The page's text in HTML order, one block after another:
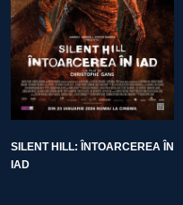
SILENT HILL: ÎNTOARCEREA ÎN
IAD